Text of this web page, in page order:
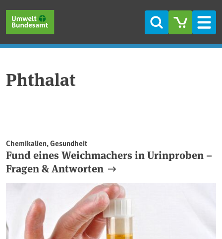
Suche
Phthalat
Chemikalien, Gesundheit
Fund eines Weichmachers in Urinproben –
Fragen & Antworten